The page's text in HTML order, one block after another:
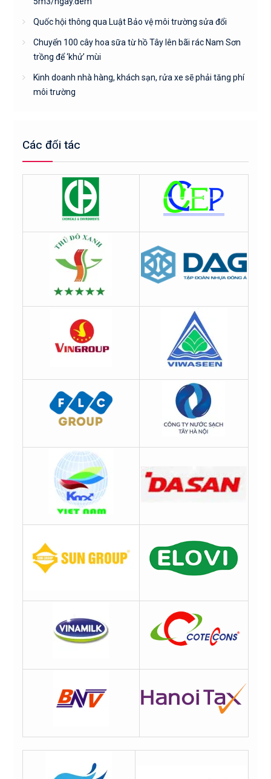
Quốc hội thông qua Luật Bảo vệ môi trường sửa đổi
Chuyển 100 cây hoa sữa từ hồ Tây lên bãi rác Nam Sơn
trồng để ‘khử’ mùi
Kinh doanh nhà hàng, khách sạn, rửa xe sẽ phải tăng phí
môi trường
Các đối tác